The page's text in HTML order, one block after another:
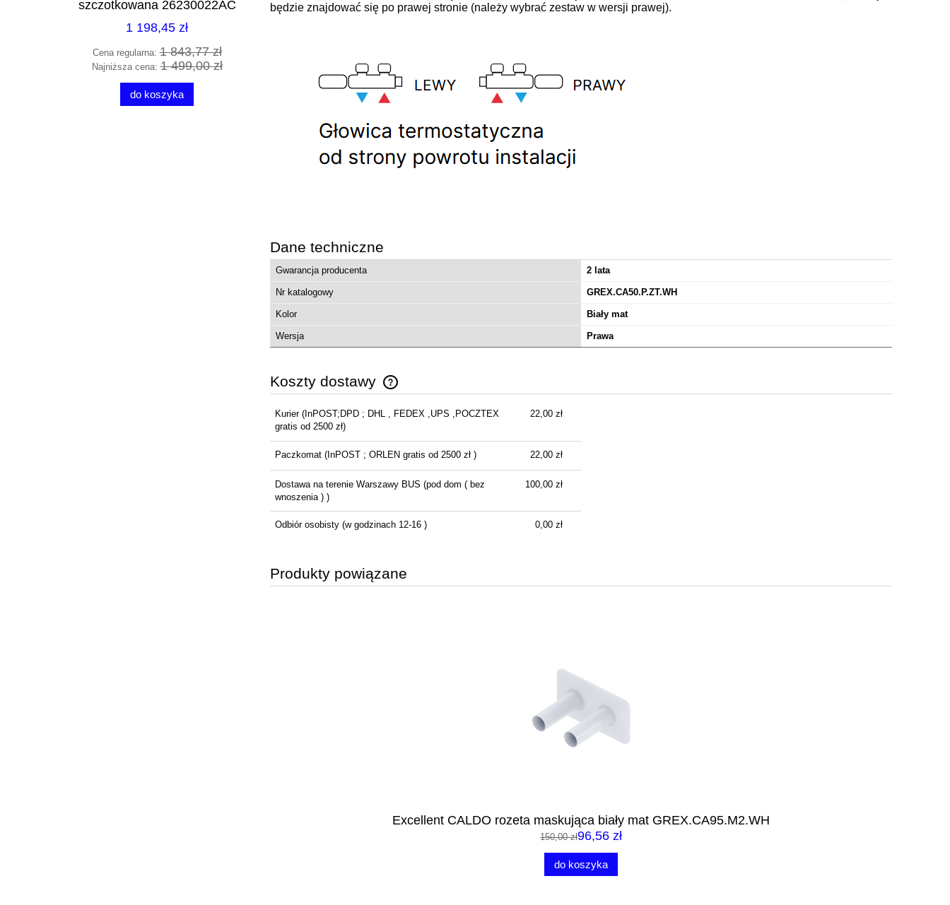
szczotkowana 26230022AC
1 198,45 zł
Cena regularna:1 843,77 zł
Najniższa cena:1 499,00 zł
do koszyka
SDRF1490-01-64S
Najniższa cena:1 044,00 zł
do koszyka
będzie znajdować się po prawej stronie (należy wybrać zestaw w wersji prawej).
Dane techniczne
Gwarancja producenta 2 lata
Nr katalogowy GREX.CA50.P.ZT.WH
Kolor Biały mat
Wersja Prawa
Koszty dostawy
Cena nie zawiera ewentualnych kosztów
Kurier (InPOST;DPD ; DHL , FEDEX ,UPS ,POCZTEX
gratis od 2500 zł)
22,00 zł
Paczkomat (InPOST ; ORLEN gratis od 2500 zł ) 22,00 zł
Dostawa na terenie Warszawy BUS (pod dom ( bez
wnoszenia ) )
100,00 zł
Odbiór osobisty(w godzinach 12-16 ) 0,00 zł
Produkty powiązane
Excellent CALDO rozeta maskująca biały mat GREX.CA95.M2.WH
150,00 zł96,56 zł
do koszyka